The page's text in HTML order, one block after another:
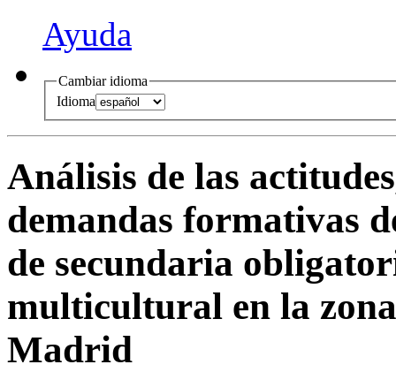
Ayuda
Cambiar idioma
Idioma
Análisis de las
demandas formativas
de secundaria
multicultural en la
Madrid